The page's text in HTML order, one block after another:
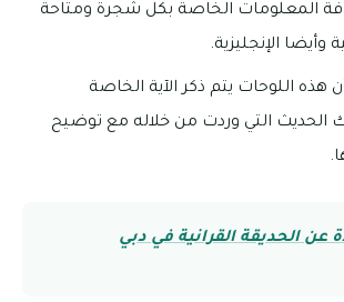
المعلومات الخاصة بكل شجرة ومتاحة
وأيضا الإنجليزية.
أن هذه اللوحات يتم ذكر الآية الخاصة
الحديث التي وردت من خلاله مع توضيح
عن الحديقة القرانية في دبي